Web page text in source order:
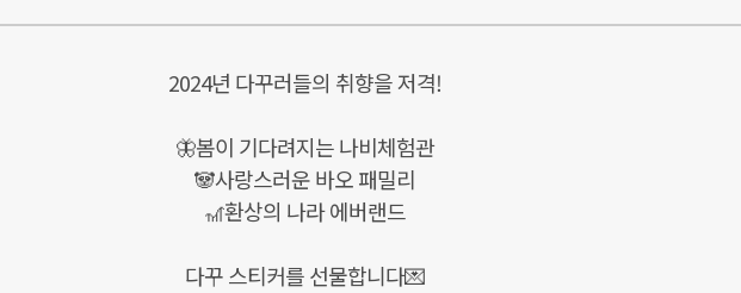
2024년 다꾸러들의 취향을 저격!
🦋봄이 기다려지는 나비체험관
🐼사랑스러운 바오 패밀리
🎢환상의 나라 에버랜드
다꾸 스티커를 선물합니다💌